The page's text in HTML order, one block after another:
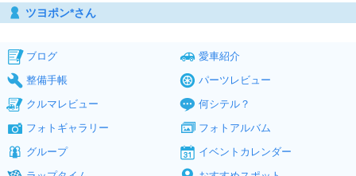
ツヨポン*さん
ブログ
愛車紹介
整備手帳
パーツレビュー
クルマレビュー
何シテル？
フォトギャラリー
フォトアルバム
グループ
イベントカレンダー